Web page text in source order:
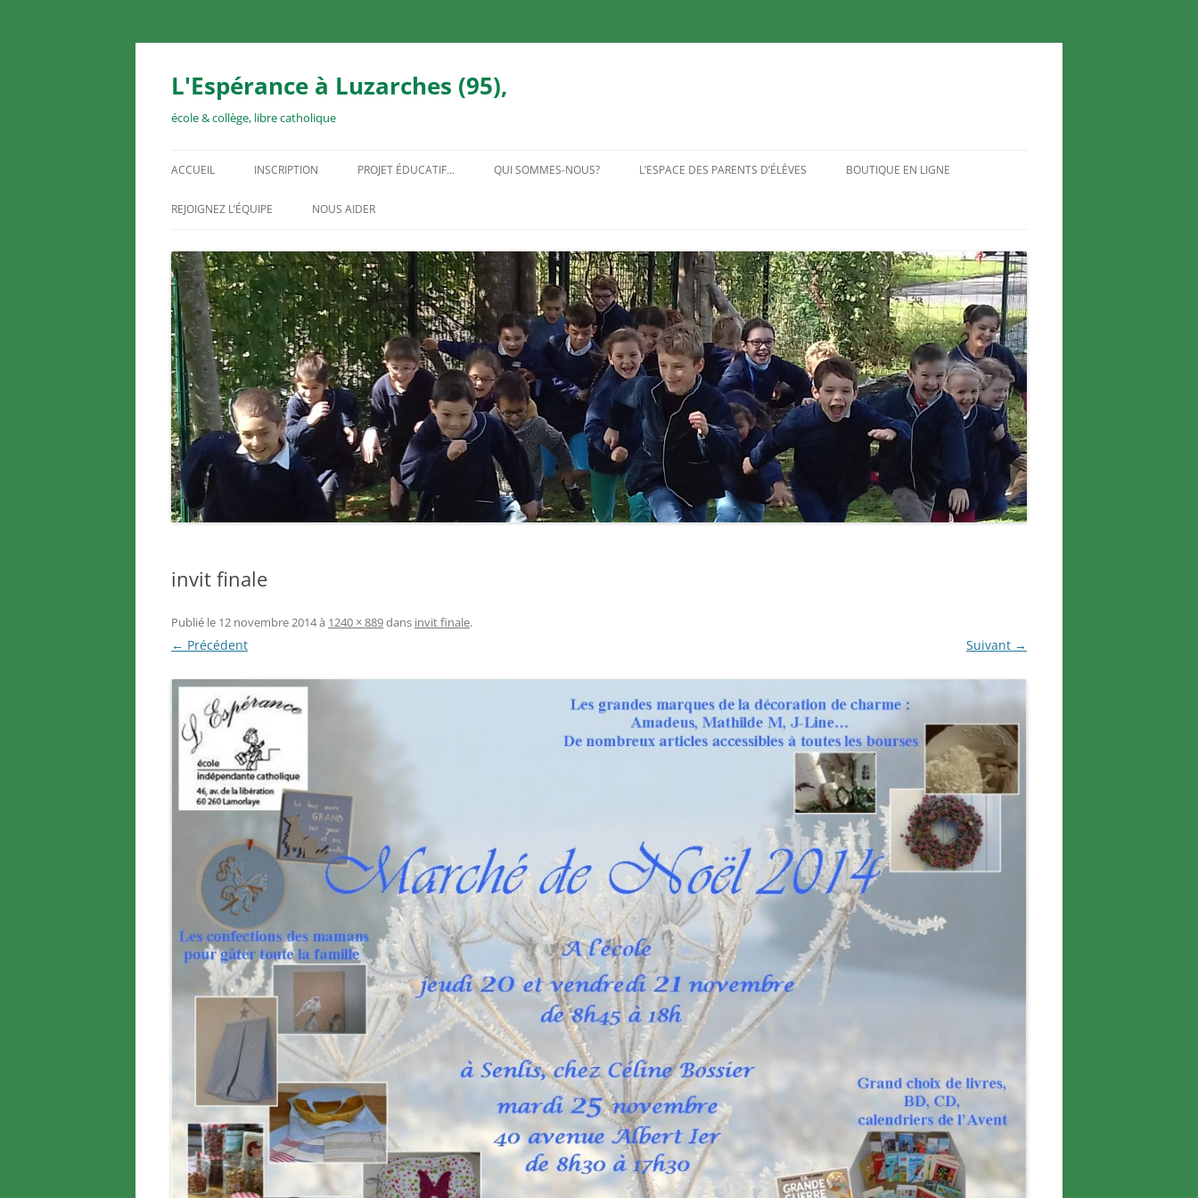
Aller
L'Espérance à Luzarches (95),
école & collège, libre catholique
ACCUEIL INSCRIPTION PROJET ÉDUCATIF… QUI SOMMES-NOUS? L’ESPACE DES PARENTS D’ÉLÈVES BOUTIQUE EN LIGNE
REJOIGNEZ L’ÉQUIPE NOUS AIDER
invit finale
Publié le 12 novembre 2014à 1240 × 889dans invit finale.
← Précédent Suivant →